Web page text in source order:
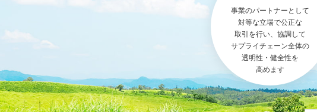
事業のパートナーとして
対等な立場で公正な
取引を行い、協調して
サプライチェーン全体の
透明性・健全性を
高めます